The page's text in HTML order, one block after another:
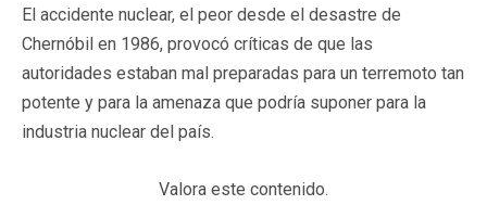
El accidente nuclear, el peor desde el desastre de
Chernóbil en 1986, provocó críticas de que las
autoridades estaban mal preparadas para un terremoto tan
potente y para la amenaza que podría suponer para la
industria nuclear del país.
Valora este contenido.